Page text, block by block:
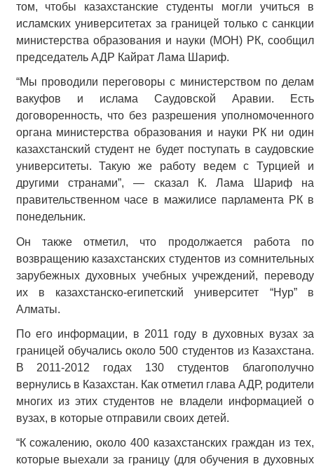
том, чтобы казахстанские студенты могли учиться в
исламских университетах за границей только с санкции
министерства образования и науки (МОН) РК, сообщил
председатель АДР Кайрат Лама Шариф.
“Мы проводили переговоры с министерством по делам
вакуфов и ислама Саудовской Аравии. Есть
договоренность, что без разрешения уполномоченного
органа министерства образования и науки РК ни один
казахстанский студент не будет поступать в саудовские
университеты. Такую же работу ведем с Турцией и
другими странами”, — сказал К. Лама Шариф на
правительственном часе в мажилисе парламента РК в
понедельник.
Он также отметил, что продолжается работа по
возвращению казахстанских студентов из сомнительных
зарубежных духовных учебных учреждений, переводу
их в казахстанско-египетский университет “Нур” в
Алматы.
По его информации, в 2011 году в духовных вузах за
границей обучались около 500 студентов из Казахстана.
В 2011-2012 годах 130 студентов благополучно
вернулись в Казахстан. Как отметил глава АДР, родители
многих из этих студентов не владели информацией о
вузах, в которые отправили своих детей.
“К сожалению, около 400 казахстанских граждан из тех,
которые выехали за границу (для обучения в духовных